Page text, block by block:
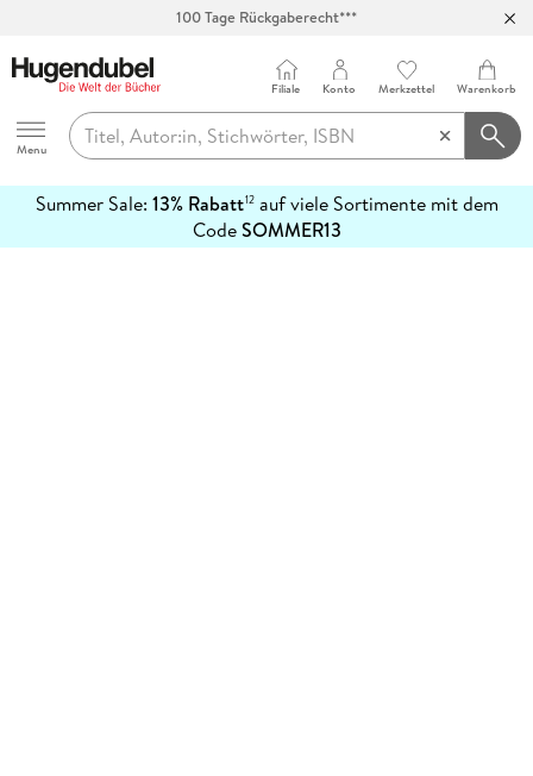
100 Tage Rückgaberecht***
Hugendubel
Menu
Filiale Konto Merkzettel Warenkorb
Summer Sale: 13% Rabatt12auf viele Sortimente mit dem
CodeSOMMER13
erfahren